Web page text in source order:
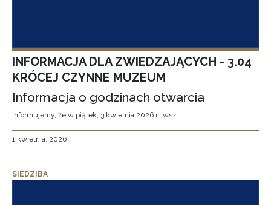
INFORMACJA DLA ZWIEDZAJĄCYCH - 3.04
KRÓCEJ CZYNNE MUZEUM
Informacja o godzinach otwarcia
Informujemy, że w piątek, 3 kwietnia 2026 r., wsz
1 kwietnia, 2026
SIEDZIBA